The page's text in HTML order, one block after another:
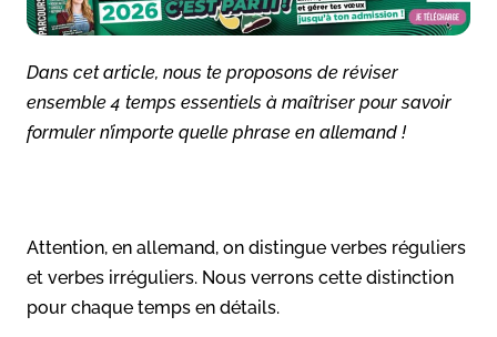
Dans cet article, nous te proposons de réviser
ensemble 4 temps essentiels à maîtriser pour savoir
formuler n’importe quelle phrase en allemand !
Attention, en allemand, on distingue verbes réguliers
et verbes irréguliers. Nous verrons cette distinction
pour chaque temps en détails.